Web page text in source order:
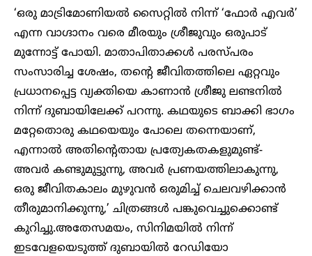
‘ഒരു മാട്രിമോണിയൽ സൈറ്റിൽ നിന്ന് ‘ഫോർ എവർ’
എന്ന വാഗ്ദാനം വരെ മീരയും ശ്രീജുവും ഒരുപാട്
മുന്നോട്ട് പോയി. മാതാപിതാക്കൾ പരസ്പരം
സംസാരിച്ച ശേഷം, തന്റെ ജീവിതത്തിലെ ഏറ്റവും
പ്രധാനപ്പെട്ട വ്യക്തിയെ കാണാൻ ശ്രീജു ലണ്ടനിൽ
നിന്ന് ദുബായിലേക്ക് പറന്നു. കഥയുടെ ബാക്കി ഭാഗം
മറ്റേതൊരു കഥയെയും പോലെ തന്നെയാണ്,
എന്നാൽ അതിന്റെതായ പ്രത്യേകതകളുമുണ്ട്-
അവർ കണ്ടുമുട്ടുന്നു, അവർ പ്രണയത്തിലാകുന്നു,
ഒരു ജീവിതകാലം മുഴുവൻ ഒരുമിച്ച് ചെലവഴിക്കാൻ
തീരുമാനിക്കുന്നു,’ ചിത്രങ്ങൾ പങ്കുവെച്ചുക്കൊണ്ട്
കുറിച്ചു.അതേസമയം, സിനിമയിൽ നിന്ന്
ഇടവേളയെടുത്ത് ദുബായിൽ റേഡിയോ